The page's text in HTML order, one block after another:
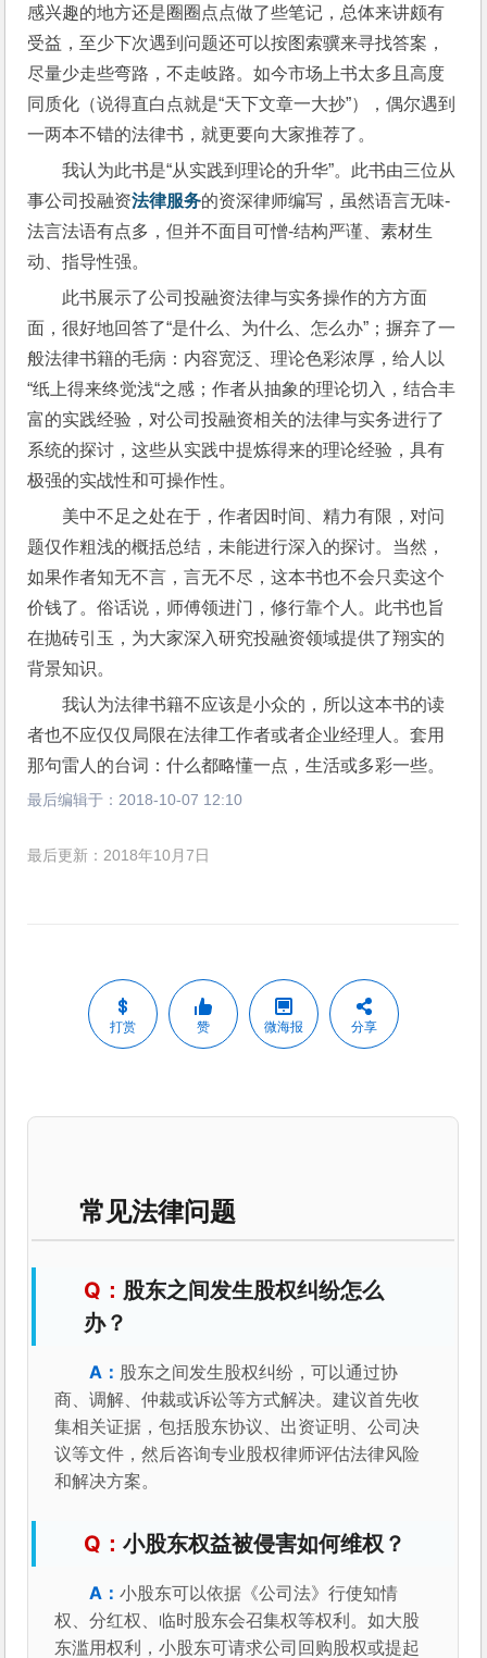
感兴趣的地方还是圈圈点点做了些笔记，总体来讲颇有
受益，至少下次遇到问题还可以按图索骥来寻找答案，
尽量少走些弯路，不走岐路。如今市场上书太多且高度
同质化（说得直白点就是“天下文章一大抄”），偶尔遇到
一两本不错的法律书，就更要向大家推荐了。
我认为此书是“从实践到理论的升华”。此书由三位从
事公司投融资法律服务的资深律师编写，虽然语言无味-
法言法语有点多，但并不面目可憎-结构严谨、素材生
动、指导性强。
此书展示了公司投融资法律与实务操作的方方面
面，很好地回答了“是什么、为什么、怎么办”；摒弃了一
般法律书籍的毛病：内容宽泛、理论色彩浓厚，给人以
“纸上得来终觉浅“之感；作者从抽象的理论切入，结合丰
富的实践经验，对公司投融资相关的法律与实务进行了
系统的探讨，这些从实践中提炼得来的理论经验，具有
极强的实战性和可操作性。
美中不足之处在于，作者因时间、精力有限，对问
题仅作粗浅的概括总结，未能进行深入的探讨。当然，
如果作者知无不言，言无不尽，这本书也不会只卖这个
价钱了。俗话说，师傅领进门，修行靠个人。此书也旨
在抛砖引玉，为大家深入研究投融资领域提供了翔实的
背景知识。
我认为法律书籍不应该是小众的，所以这本书的读
者也不应仅仅局限在法律工作者或者企业经理人。套用
那句雷人的台词：什么都略懂一点，生活或多彩一些。
最后编辑于： 2018-10-07 12:10
最后更新：2018年10月7日
打赏 赞 微海报 分享
常见法律问题
股东之间发生股权纠纷怎么
办？
股东之间发生股权纠纷，可以通过协
商、调解、仲裁或诉讼等方式解决。建议首先收
集相关证据，包括股东协议、出资证明、公司决
议等文件，然后咨询专业股权律师评估法律风险
和解决方案。
小股东权益被侵害如何维权？
小股东可以依据《公司法》行使知情
权、分红权、临时股东会召集权等权利。如大股
东滥用权利，小股东可请求公司回购股权或提起